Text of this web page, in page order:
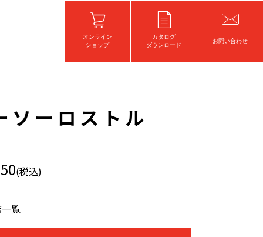
オンライン
ショップ
カタログ
ダウンロード
お問い合わせ
ソーロストル
(税込)
覧